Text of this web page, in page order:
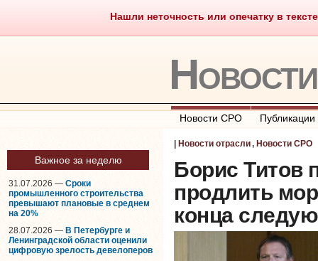
Нашли неточность или опечатку в
Саморегулирование Что
Новости СРО Публикации
Важное за неделю
31.07.2026 — Сроки
промышленного строительства
превышают плановые в среднем
на 20%
28.07.2026 — В Петербурге и
Ленинградской области оценили
цифровую зрелость девелоперов
Новости отрасли, Новости СРО
Борис Титов
продлить
конца